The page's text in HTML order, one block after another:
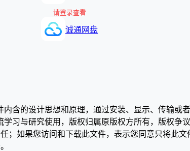
请登录查看
诚通网盘
含的设计思想和原理，通过安装、显示、传输或
习与研究使用，版权归属原版权方所有，版权争
；如果您访问和下载此文件，表示您同意只将此